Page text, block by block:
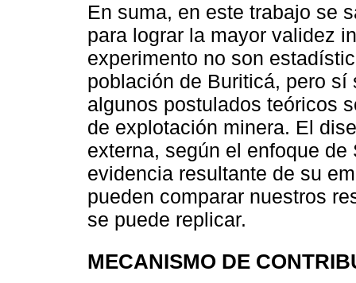
En suma, en este trabajo se
para lograr la mayor validez
experimento no son
población de Buriticá, pero
algunos postulados teóricos
de explotación minera. El
externa, según el enfoque
evidencia resultante de su
pueden comparar nuestros
se puede replicar.
MECANISMO DE